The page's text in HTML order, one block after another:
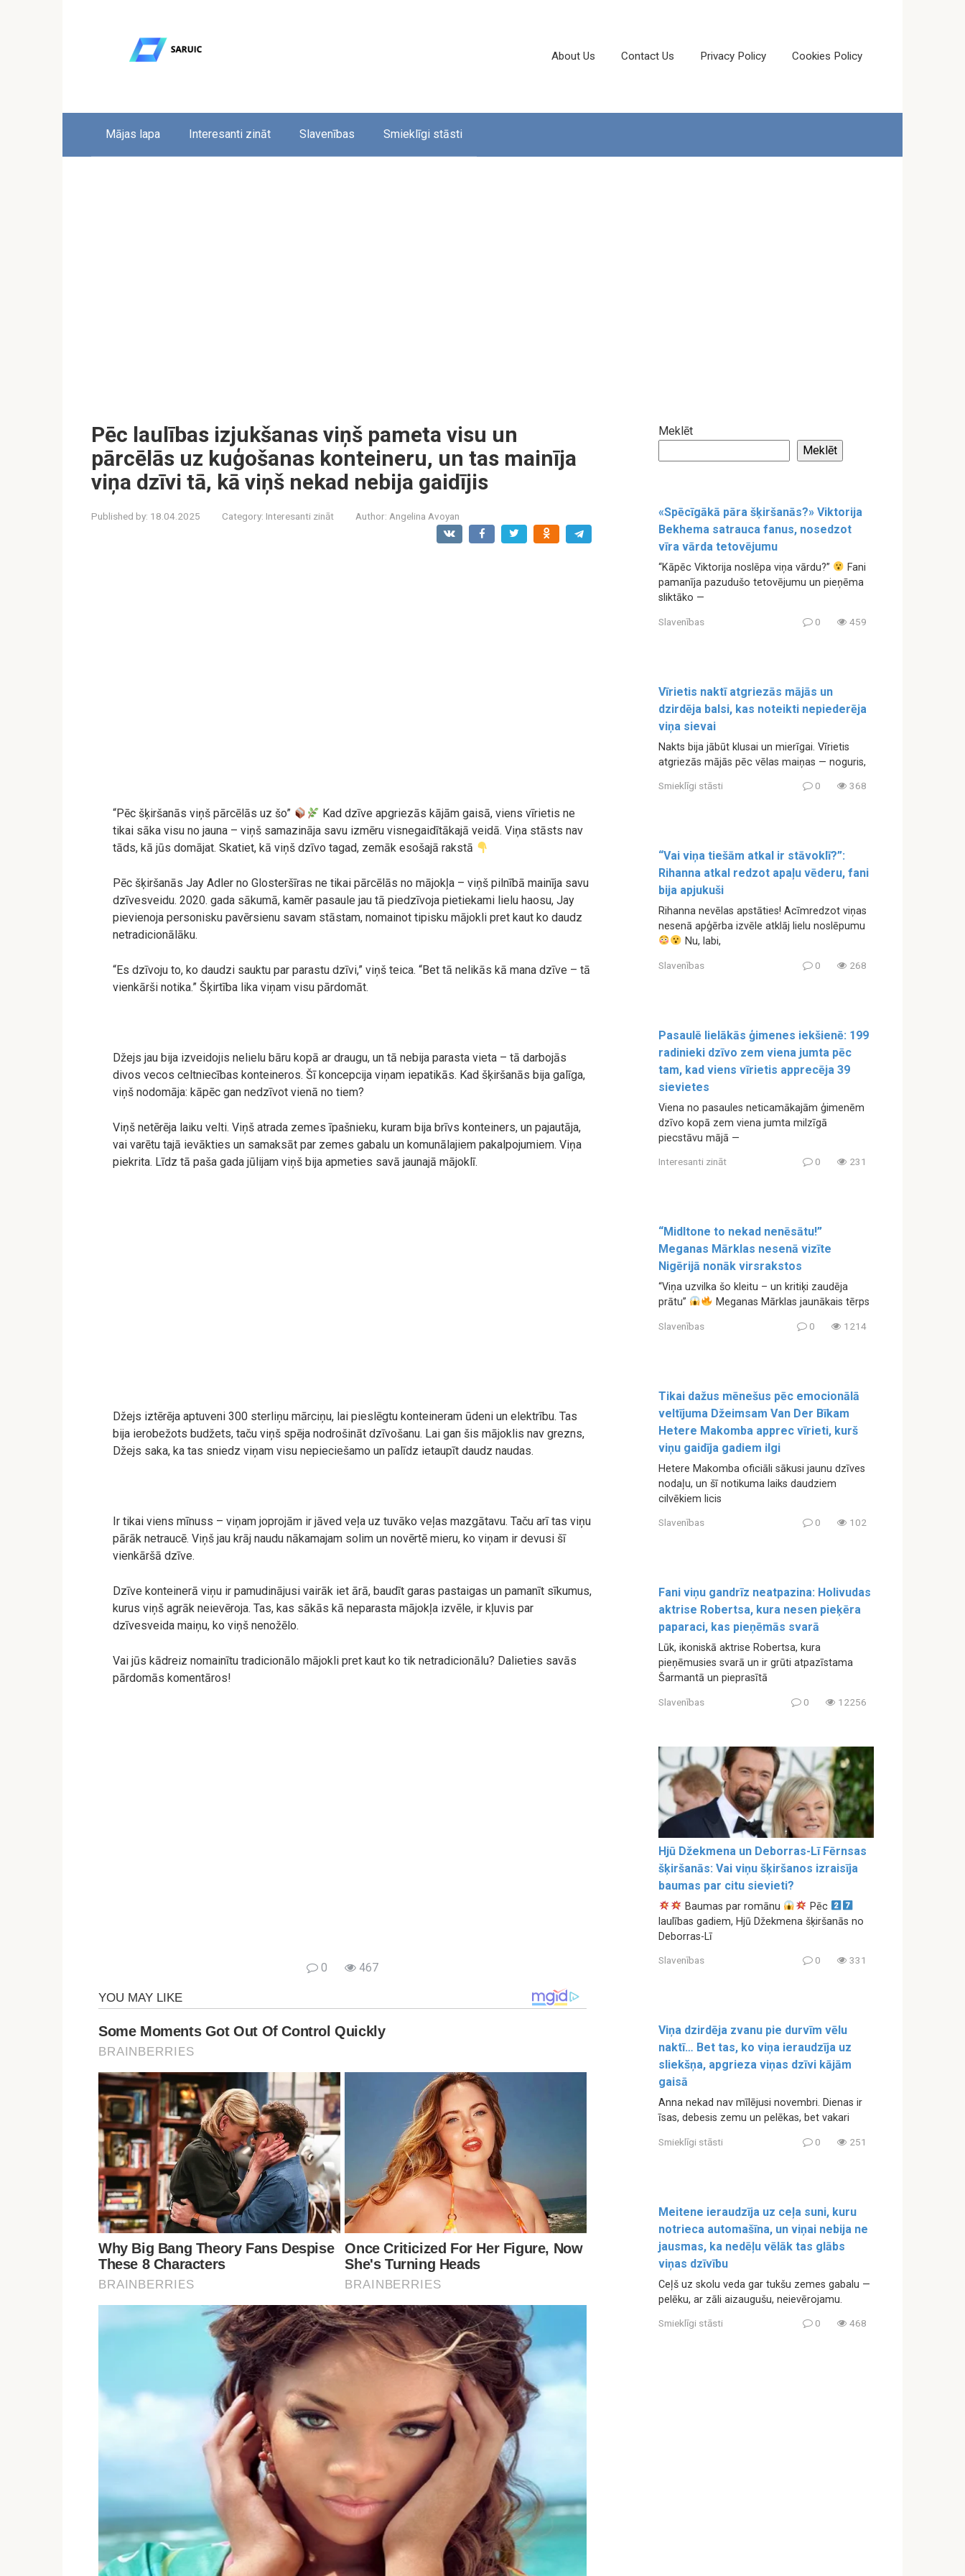
About Us Contact Us Privacy Policy Cookies Policy
Mājas lapa Interesanti zināt Slavenības Smieklīgi stāsti
Pēc laulības izjukšanas viņš pameta visu un
pārcēlās uz kuģošanas konteineru, un tas mainīja
viņa dzīvi tā, kā viņš nekad nebija gaidījis
Published by: 18.04.2025 Category: Interesanti zināt Author: Angelina Avoyan
“Pēc šķiršanās viņš pārcēlās uz šo”
Kad dzīve apgriezās kājām gaisā, viens vīrietis ne
tikai sāka visu no jauna – viņš samazināja savu izmēru visnegaidītākajā veidā. Viņa stāsts nav
tāds, kā jūs domājat. Skatiet, kā viņš dzīvo tagad, zemāk esošajā rakstā
Pēc šķiršanās Jay Adler no Glosteršīras ne tikai pārcēlās no mājokļa – viņš pilnībā mainīja savu
dzīvesveidu. 2020. gada sākumā, kamēr pasaule jau tā piedzīvoja pietiekami lielu haosu, Jay
pievienoja personisku pavērsienu savam stāstam, nomainot tipisku mājokli pret kaut ko daudz
netradicionālāku.
“Es dzīvoju to, ko daudzi sauktu par parastu dzīvi,” viņš teica. “Bet tā nelikās kā mana dzīve – tā
vienkārši notika.” Šķirtība lika viņam visu pārdomāt.
Džejs jau bija izveidojis nelielu bāru kopā ar draugu, un tā nebija parasta vieta – tā darbojās
divos vecos celtniecības konteineros. Šī koncepcija viņam iepatikās. Kad šķiršanās bija galīga,
viņš nodomāja: kāpēc gan nedzīvot vienā no tiem?
Viņš netērēja laiku velti. Viņš atrada zemes īpašnieku, kuram bija brīvs konteiners, un pajautāja,
vai varētu tajā ievākties un samaksāt par zemes gabalu un komunālajiem pakalpojumiem. Viņa
piekrita. Līdz tā paša gada jūlijam viņš bija apmeties savā jaunajā mājoklī.
Džejs iztērēja aptuveni 300 sterliņu mārciņu, lai pieslēgtu konteineram ūdeni un elektrību. Tas
bija ierobežots budžets, taču viņš spēja nodrošināt dzīvošanu. Lai gan šis mājoklis nav grezns,
Džejs saka, ka tas sniedz viņam visu nepieciešamo un palīdz ietaupīt daudz naudas.
Ir tikai viens mīnuss – viņam joprojām ir jāved veļa uz tuvāko veļas mazgātavu. Taču arī tas viņu
pārāk netraucē. Viņš jau krāj naudu nākamajam solim un novērtē mieru, ko viņam ir devusi šī
vienkāršā dzīve.
Dzīve konteinerā viņu ir pamudinājusi vairāk iet ārā, baudīt garas pastaigas un pamanīt sīkumus,
kurus viņš agrāk neievēroja. Tas, kas sākās kā neparasta mājokļa izvēle, ir kļuvis par
dzīvesveida maiņu, ko viņš nenožēlo.
Vai jūs kādreiz nomainītu tradicionālo mājokli pret kaut ko tik netradicionālu? Dalieties savās
pārdomās komentāros!
0 467
Meklēt
Meklēt
«Spēcīgākā pāra šķiršanās?» Viktorija
Bekhema satrauca fanus, nosedzot
vīra vārda tetovējumu
“Kāpēc Viktorija noslēpa viņa vārdu?”
Fani
pamanīja pazudušo tetovējumu un pieņēma
sliktāko —
Slavenības 0 459
Vīrietis naktī atgriezās mājās un
dzirdēja balsi, kas noteikti nepiederēja
viņa sievai
Nakts bija jābūt klusai un mierīgai. Vīrietis
atgriezās mājās pēc vēlas maiņas — noguris,
Smieklīgi stāsti 0 368
“Vai viņa tiešām atkal ir stāvoklī?”:
Rihanna atkal redzot apaļu vēderu, fani
bija apjukuši
Rihanna nevēlas apstāties! Acīmredzot viņas
nesenā apģērba izvēle atklāj lielu noslēpumu
Nu, labi,
Slavenības 0 268
Pasaulē lielākās ģimenes iekšienē: 199
radinieki dzīvo zem viena jumta pēc
tam, kad viens vīrietis apprecēja 39
sievietes
Viena no pasaules neticamākajām ģimenēm
dzīvo kopā zem viena jumta milzīgā
piecstāvu mājā —
Interesanti zināt 0 231
“Midltone to nekad nenēsātu!”
Meganas Mārklas nesenā vizīte
Nigērijā nonāk virsrakstos
“Viņa uzvilka šo kleitu – un kritiķi zaudēja
prātu”
Meganas Mārklas jaunākais tērps
Slavenības 0 1214
Tikai dažus mēnešus pēc emocionālā
veltījuma Džeimsam Van Der Bīkam
Hetere Makomba apprec vīrieti, kurš
viņu gaidīja gadiem ilgi
Hetere Makomba oficiāli sākusi jaunu dzīves
nodaļu, un šī notikuma laiks daudziem
cilvēkiem licis
Slavenības 0 102
Fani viņu gandrīz neatpazina: Holivudas
aktrise Robertsa, kura nesen pieķēra
paparaci, kas pieņēmās svarā
Lūk, ikoniskā aktrise Robertsa, kura
pieņēmusies svarā un ir grūti atpazīstama
Šarmantā un pieprasītā
Slavenības 0 12256
Hjū Džekmena un Deborras-Lī Fērnsas
šķiršanās: Vai viņu šķiršanos izraisīja
baumas par citu sievieti?
Baumas par romānu
Pēc
laulības gadiem, Hjū Džekmena šķiršanās no
Deborras-Lī
Slavenības 0 331
Viņa dzirdēja zvanu pie durvīm vēlu
naktī… Bet tas, ko viņa ieraudzīja uz
sliekšņa, apgrieza viņas dzīvi kājām
gaisā
Anna nekad nav mīlējusi novembri. Dienas ir
īsas, debesis zemu un pelēkas, bet vakari
Smieklīgi stāsti 0 251
Meitene ieraudzīja uz ceļa suni, kuru
notrieca automašīna, un viņai nebija ne
jausmas, ka nedēļu vēlāk tas glābs
viņas dzīvību
Ceļš uz skolu veda gar tukšu zemes gabalu —
pelēku, ar zāli aizaugušu, neievērojamu.
Smieklīgi stāsti 0 468